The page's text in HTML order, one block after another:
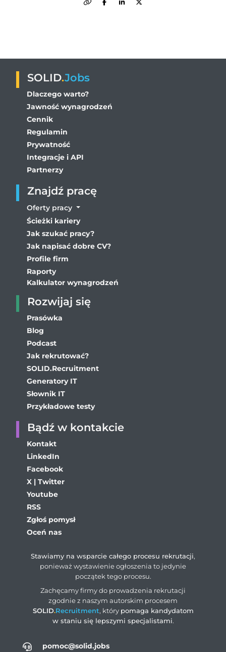
pomoc@solid.jobs
SOLID.Jobs
Dlaczego warto?
Jawność wynagrodzeń
Cennik
Regulamin
Prywatność
Integracje i API
Partnerzy
Znajdź pracę
Oferty pracy
Ścieżki kariery
Jak szukać pracy?
Jak napisać dobre CV?
Profile firm
Raporty
Kalkulator wynagrodzeń
Rozwijaj się
Prasówka
Blog
Podcast
Jak rekrutować?
SOLID.Recruitment
Generatory IT
Słownik IT
Przykładowe testy
Bądź w kontakcie
Kontakt
LinkedIn
Facebook
X | Twitter
Youtube
RSS
Zgłoś pomysł
Oceń nas
Stawiamy na wsparcie całego procesu rekrutacji,
ponieważ wystawienie ogłoszenia to jedynie
początek tego procesu.
Zachęcamy firmy do prowadzenia rekrutacji
zgodnie z naszym autorskim procesem
SOLID.Recruitment, który pomaga kandydatom
w staniu się lepszymi specjalistami.